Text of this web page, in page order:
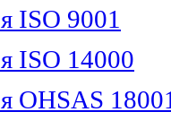
ISO 9001
ISO 14000
OHSAS